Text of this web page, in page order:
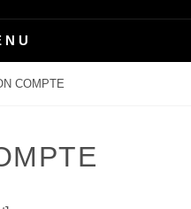
COMPTE